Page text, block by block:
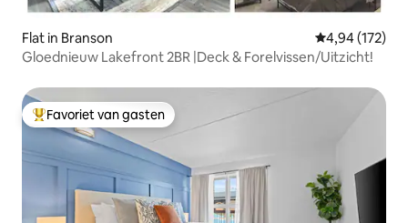
Flat in Branson Gemiddelde
4,94 (172)
Gloednieuw Lakefront 2BR |Deck & Forelvissen/Uitzicht!
Topfavoriet van gasten
Favoriet van gasten